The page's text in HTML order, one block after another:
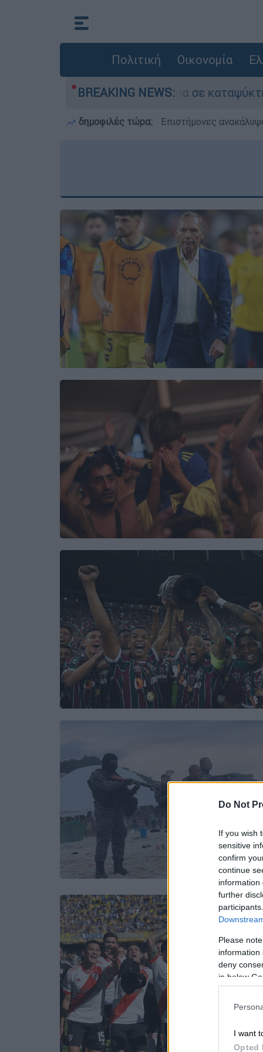
Do Not
If you wish
sensitive
confirm
continue
information
further
Please
information
deny
in below
I want
Opted
Πολιτική Οικονομία
BREAKING NEWS:
του πατέρα σε καταψύκτη στον Μυστρά
δημοφιλές τώρα: Επιστήμονες